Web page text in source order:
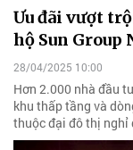
Ưu đãi vượt
hộ Sun Group
28/04/2025 10:00
Hơn 2.000 nhà đầu
khu thấp tầng và
thuộc đại đô thị nghỉ